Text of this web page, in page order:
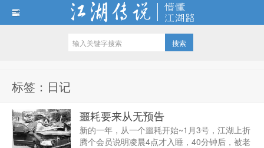
标签：日记
噩耗要来从无预告
新的一年，从一个噩耗开始~1月3号，江湖上折
腾个会员说明凌晨4点才入睡，40分钟后，被老